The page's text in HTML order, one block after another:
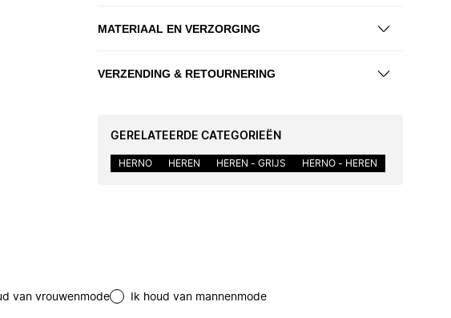
MATERIAAL EN VERZORGING
VERZENDING & RETOURNERING
GERELATEERDE CATEGORIEËN
HERNO HEREN HEREN - GRIJS HERNO - HEREN
van vrouwenmode Ik houd van mannenmode